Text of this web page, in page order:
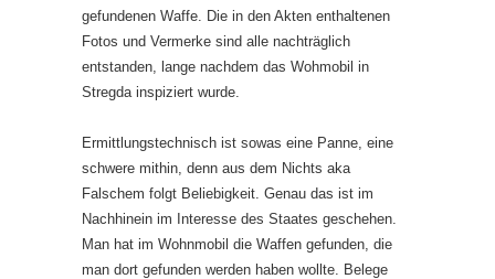
gefundenen Waffe. Die in den Akten enthaltenen
Fotos und Vermerke sind alle nachträglich
entstanden, lange nachdem das Wohmobil in
Stregda inspiziert wurde.
Ermittlungstechnisch ist sowas eine Panne, eine
schwere mithin, denn aus dem Nichts aka
Falschem folgt Beliebigkeit. Genau das ist im
Nachhinein im Interesse des Staates geschehen.
Man hat im Wohnmobil die Waffen gefunden, die
man dort gefunden werden haben wollte. Belege